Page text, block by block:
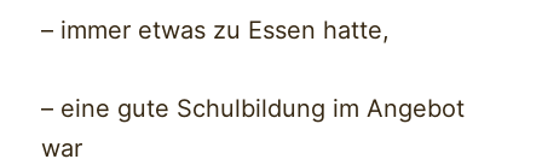
– immer etwas zu Essen hatte,
– eine gute Schulbildung im Angebot
war